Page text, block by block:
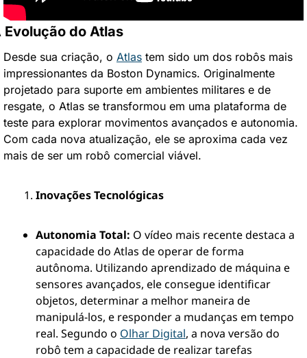
Evolução do Atlas
Desde sua criação, o Atlas tem sido um dos robôs mais
impressionantes da Boston Dynamics. Originalmente
projetado para suporte em ambientes militares e de
resgate, o Atlas se transformou em uma plataforma de
teste para explorar movimentos avançados e autonomia.
Com cada nova atualização, ele se aproxima cada vez
mais de ser um robô comercial viável.
Inovações Tecnológicas
Autonomia Total: O vídeo mais recente destaca a
capacidade do Atlas de operar de forma
autônoma. Utilizando aprendizado de máquina e
sensores avançados, ele consegue identificar
objetos, determinar a melhor maneira de
manipulá-los, e responder a mudanças em tempo
real. Segundo o Olhar Digital, a nova versão do
robô tem a capacidade de realizar tarefas